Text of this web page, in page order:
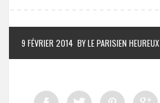
9 FÉVRIER 2014 BY LE PARISIEN HEUREUX